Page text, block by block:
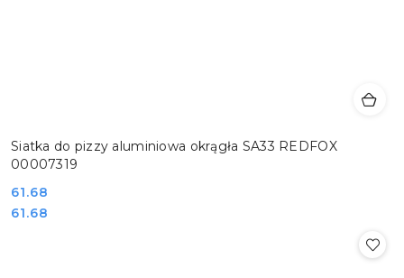
Siatka do pizzy aluminiowa okrągła SA33 REDFOX
00007319
Cena:
61.68
Cena:
61.68